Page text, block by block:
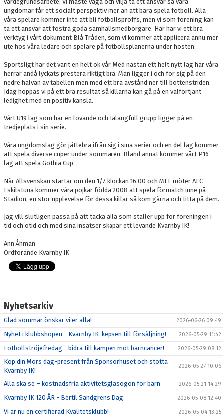
värdegrundsarbete. Vi måste våga och vilja ta ett ansvar så våra
ungdomar får ett socialt perspektiv mer än att bara spela fotboll. Alla
våra spelare kommer inte att bli fotbollsproffs, men vi som förening kan
ta ett ansvar att fostra goda samhällsmedborgare. Här har vi ett bra
verktyg i vårt dokument Blå Tråden, som vi kommer att applicera ännu mer
ute hos våra ledare och spelare på fotbollsplanerna under hösten.
Sportsligt har det varit en helt ok vår. Med nästan ett helt nytt lag har våra
herrar ändå lyckats prestera riktigt bra. Man ligger i och för sig på den
nedre halvan av tabellen men med ett bra avstånd ner till bottenstriden.
Idag hoppas vi på ett bra resultat så killarna kan gå på en välförtjänt
ledighet med en positiv känsla.
Vårt U19 lag som har en lovande och talangfull grupp ligger på en
tredjeplats i sin serie.
Våra ungdomslag gör jättebra ifrån sig i sina serier och en del lag kommer
att spela diverse cuper under sommaren. Bland annat kommer vårt P16
lag att spela Gothia Cup.
När Allsvenskan startar om den 1/7 klockan 16.00 och MFF möter AFC
Eskilstuna kommer våra pojkar födda 2008 att spela förmatch inne på
Stadion, en stor upplevelse för dessa killar så kom gärna och titta på dem.
Jag vill slutligen passa på att tacka alla som ställer upp för föreningen i
tid och otid och med sina insatser skapar ett levande Kvarnby IK!
Ann Åhman
Ordförande Kvarnby IK
Nyhetsarkiv
Glad sommar önskar vi er alla! 2026-06-26 09:49
Nyhet i klubbshopen - Kvarnby IK-kepsen till försäljning! 2026-05-29 11:42
Fotbollströjefredag - bidra till kampen mot barncancer! 2026-05-29 08:12
Köp din Mors dag-present från Sponsorhuset och stötta
Kvarnby IK!
2026-05-27 10:06
Alla ska se – kostnadsfria aktivitetsglasögon för barn 2026-05-21 14:29
Kvarnby IK 120 ÅR - Bertil Sandgrens Dag 2026-05-08 12:40
Vi är nu en certifierad Kvalitetsklubb! 2026-05-04 13:25